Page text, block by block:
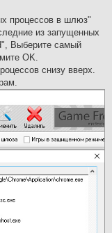
процессов в шлюз"
из запущенных
Выберите самый
OK.
снизу вверх.